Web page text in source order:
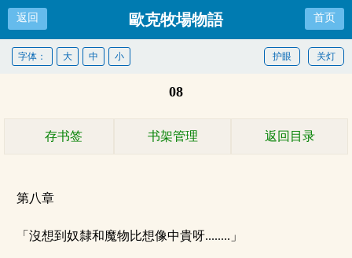
返回 歐克牧場物語 首页
关灯
护眼
字体： 大 中 小
08
存书签 书架管理 返回目录
第八章
「沒想到奴隸和魔物比想像中貴呀........」